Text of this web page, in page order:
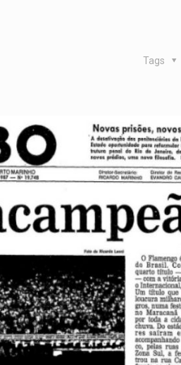
Tags